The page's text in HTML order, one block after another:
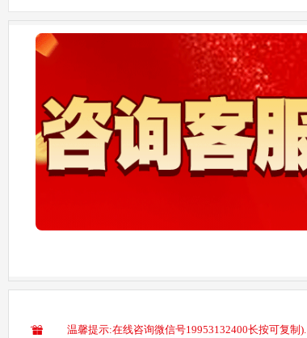
温馨提示:在线咨询微信号19953132400长按可复制).